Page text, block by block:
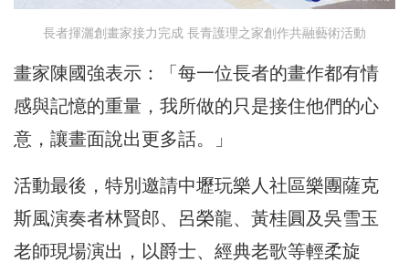
長者揮灑創畫家接力完成 長青護理之家創作共融藝術活動
畫家陳國強表示：「每一位長者的畫作都有情
感與記憶的重量，我所做的只是接住他們的心
意，讓畫面說出更多話。」
活動最後，特別邀請中壢玩樂人社區樂團薩克
斯風演奏者林賢郎、呂榮龍、黃桂圓及吳雪玉
老師現場演出，以爵士、經典老歌等輕柔旋